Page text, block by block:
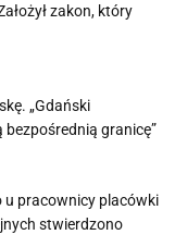
zakon, który
„Gdański
bezpośrednią granicę”
u pracownicy placówki
stwierdzono